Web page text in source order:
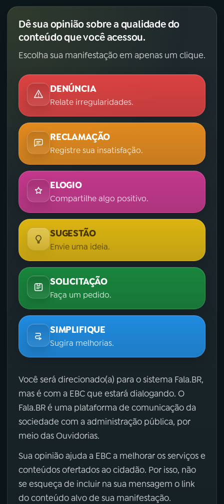
Dê sua opinião sobre a qualidade do
conteúdo que você acessou.
Escolha sua manifestação em apenas um clique.
DENÚNCIA
Relate irregularidades.
RECLAMAÇÃO
Registre sua insatisfação.
ELOGIO
Compartilhe algo positivo.
SUGESTÃO
Envie uma ideia.
SOLICITAÇÃO
Faça um pedido.
SIMPLIFIQUE
Sugira melhorias.
Você será direcionado(a) para o sistema Fala.BR,
mas é com a EBC que estará dialogando. O
Fala.BR é uma plataforma de comunicação da
sociedade com a administração pública, por
meio das Ouvidorias.
Sua opinião ajuda a EBC a melhorar os serviços e
conteúdos ofertados ao cidadão. Por isso, não
se esqueça de incluir na sua mensagem o link
do conteúdo alvo de sua manifestação.